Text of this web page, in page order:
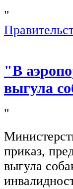
"
"В
выгула
"
приказ,
выгула